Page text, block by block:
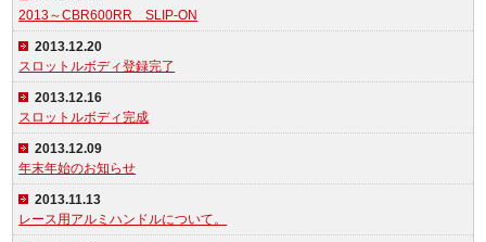
2013～CBR600RR SLIP-ON
2013.12.20
スロットルボディ登録完了
2013.12.16
スロットルボディ完成
2013.12.09
年末年始のお知らせ
2013.11.13
レース用アルミハンドルについて。